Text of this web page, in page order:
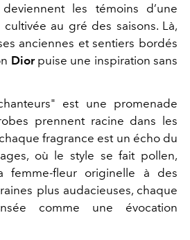
les témoins d’une
au gré des saisons. Là,
anciennes et sentiers bordés
Diorpuise une inspiration sans
est une promenade
prennent racine dans les
fragrance est un écho du
où le style se fait pollen,
femme-fleur originelle à des
plus audacieuses, chaque
comme une évocation